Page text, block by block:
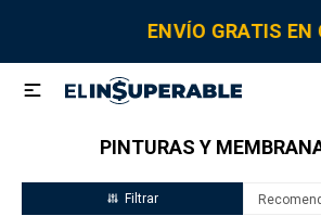
ENVÍO GRATIS

PINTURAS Y
Sanitaria Tornillería Electricidad
Fitting